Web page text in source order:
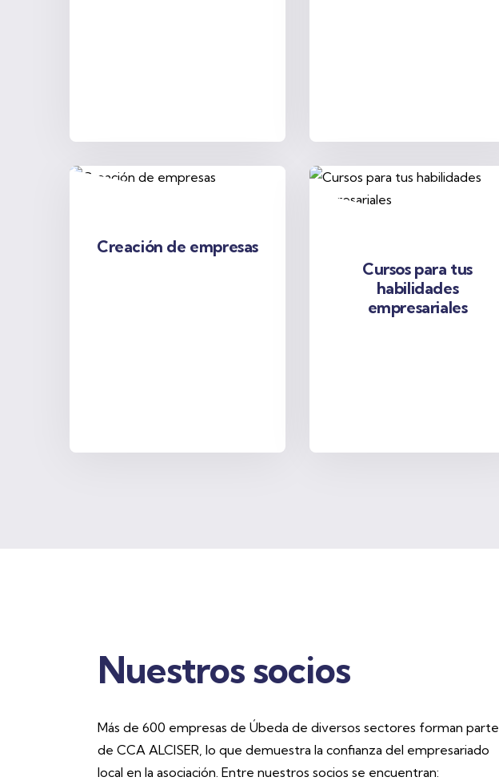
Creación de empresas
Cursos para tus
habilidades
empresariales
Nuestros socios
Más de 600 empresas de Úbeda de diversos sectores forman parte
de CCA ALCISER, lo que demuestra la confianza del empresariado
local en la asociación. Entre nuestros socios se encuentran: